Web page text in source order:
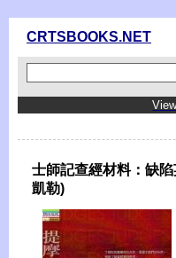
CRTSBOOKS.NET
士師記查經材料：缺
凱勒)